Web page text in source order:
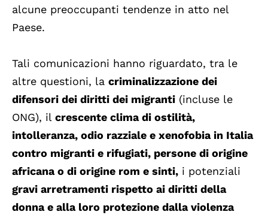
alcune preoccupanti tendenze in atto nel
Paese.
Tali comunicazioni hanno riguardato, tra le
altre questioni, la criminalizzazione dei
difensori dei diritti dei migranti (incluse le
ONG), il crescente clima di ostilità,
intolleranza, odio razziale e xenofobia in Italia
contro migranti e rifugiati, persone di origine
africana o di origine rom e sinti, i potenziali
gravi arretramenti rispetto ai diritti della
donna e alla loro protezione dalla violenza